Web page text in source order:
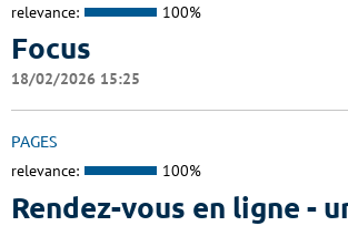
relevance: 100%
Focus
18/02/2026 15:25
PAGES
relevance: 100%
Rendez-vous en ligne -